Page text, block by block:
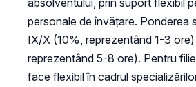
personale de învățare. Ponderea
IX/X (10%, reprezentând 1-3
reprezentând 5-8 ore). Pentru
face flexibil în cadrul